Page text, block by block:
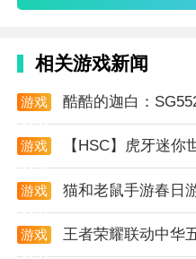
耗。
软件测评
1. 安然省电在提升手机续
能算法和一键优化功能，
2. 软件界面简洁明了，操
轻松上手。
3. 提供详尽的电池报告和
相关游戏新闻
游戏
酷酷的迦白：
游戏
【HSC】虎牙迷
游戏
猫和老鼠手游春日
游戏
王者荣耀联动中华